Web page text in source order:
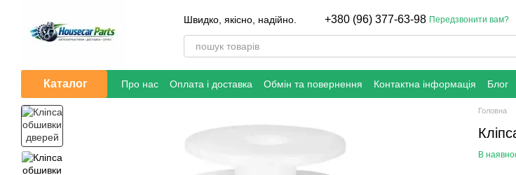
Швидко, якісно, надійно.
+380 (96) 377-63-98 Передзвонити вам?
Каталог Про нас Оплата і доставка Обмін та повернення Контактна інформація Блог
Головна
В